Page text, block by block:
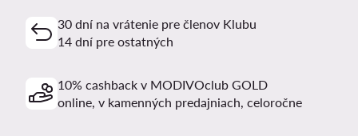
30 dní na vrátenie pre členov Klubu
14 dní pre ostatných
10% cashback v MODIVOclub GOLD
online, v kamenných predajniach, celoročne